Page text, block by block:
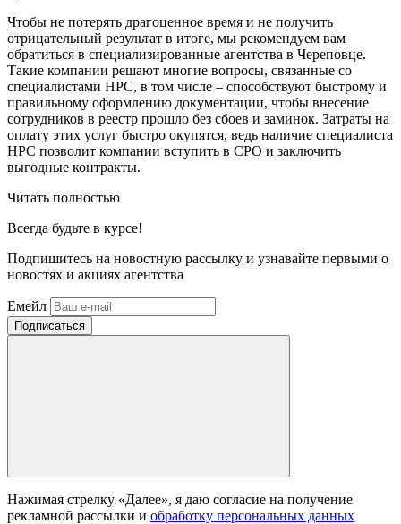
Чтобы не потерять драгоценное время и не получить
отрицательный результат в итоге, мы рекомендуем вам
обратиться в специализированные агентства в Череповце.
Такие компании решают многие вопросы, связанные со
специалистами НРС, в том числе – способствуют быстрому и
правильному оформлению документации, чтобы внесение
сотрудников в реестр прошло без сбоев и заминок. Затраты на
оплату этих услуг быстро окупятся, ведь наличие специалиста
НРС позволит компании вступить в СРО и заключить
выгодные контракты.
Читать полностью
Всегда будьте в курсе!
Подпишитесь на новостную рассылку и узнавайте первыми о
новостях и акциях агентства
Емейл
Нажимая стрелку «Далее», я даю согласие на получение
рекламной рассылки и обработку персональных данных